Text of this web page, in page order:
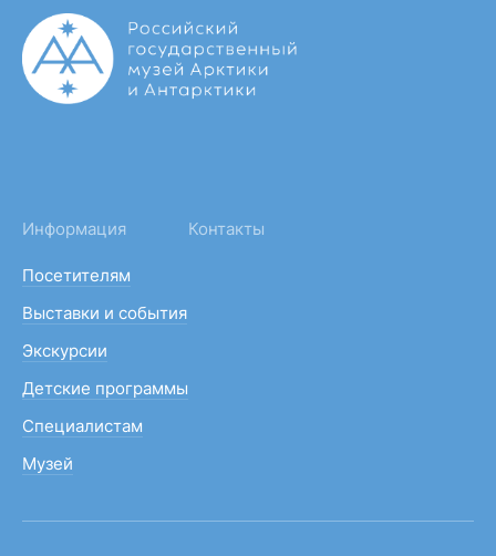
Информация
Посетителям
Выставки и события
Экскурсии
Детские программы
Специалистам
Музей
Контакты